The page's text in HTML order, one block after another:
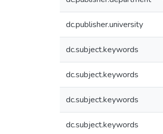
dc.publisher.university
dc.subject.keywords
dc.subject.keywords
dc.subject.keywords
dc.subject.keywords